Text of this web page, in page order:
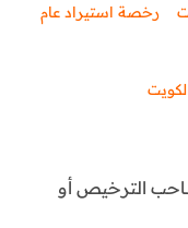
رخصة استيراد عام
الترخيص أو